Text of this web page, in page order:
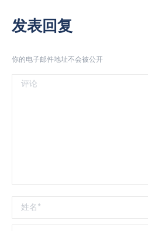
发表回复
你的电子邮件地址不会被公开
评论
姓名 *